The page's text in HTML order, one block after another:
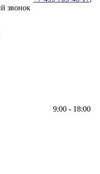
звонок
9:00 - 18:00